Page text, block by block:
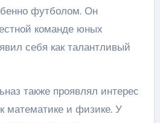
футболом. Он
команде юных
себя как талантливый
также проявлял интерес
математике и физике. У